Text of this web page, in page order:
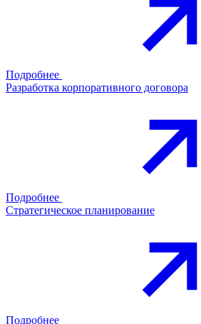
Подробнее
Разработка корпоративного договора
Подробнее
Стратегическое планирование
Подробнее